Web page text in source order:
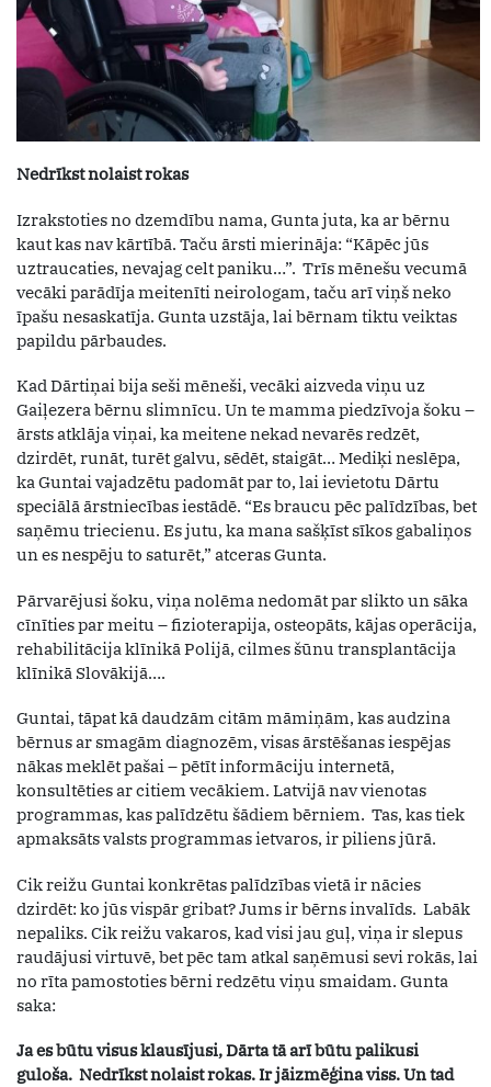
Nedrīkst nolaist rokas
Izrakstoties no dzemdību nama, Gunta juta, ka ar bērnu
kaut kas nav kārtībā. Taču ārsti mierināja: “Kāpēc jūs
uztraucaties, nevajag celt paniku…”. Trīs mēnešu vecumā
vecāki parādīja meitenīti neirologam, taču arī viņš neko
īpašu nesaskatīja. Gunta uzstāja, lai bērnam tiktu veiktas
papildu pārbaudes.
Kad Dārtiņai bija seši mēneši, vecāki aizveda viņu uz
Gaiļezera bērnu slimnīcu. Un te mamma piedzīvoja šoku –
ārsts atklāja viņai, ka meitene nekad nevarēs redzēt,
dzirdēt, runāt, turēt galvu, sēdēt, staigāt… Mediķi neslēpa,
ka Guntai vajadzētu padomāt par to, lai ievietotu Dārtu
speciālā ārstniecības iestādē. “Es braucu pēc palīdzības, bet
saņēmu triecienu. Es jutu, ka mana sašķīst sīkos gabaliņos
un es nespēju to saturēt,” atceras Gunta.
Pārvarējusi šoku, viņa nolēma nedomāt par slikto un sāka
cīnīties par meitu – fizioterapija, osteopāts, kājas operācija,
rehabilitācija klīnikā Polijā, cilmes šūnu transplantācija
klīnikā Slovākijā….
Guntai, tāpat kā daudzām citām māmiņām, kas audzina
bērnus ar smagām diagnozēm, visas ārstēšanas iespējas
nākas meklēt pašai – pētīt informāciju internetā,
konsultēties ar citiem vecākiem. Latvijā nav vienotas
programmas, kas palīdzētu šādiem bērniem. Tas, kas tiek
apmaksāts valsts programmas ietvaros, ir piliens jūrā.
Cik reižu Guntai konkrētas palīdzības vietā ir nācies
dzirdēt: ko jūs vispār gribat? Jums ir bērns invalīds. Labāk
nepaliks. Cik reižu vakaros, kad visi jau guļ, viņa ir slepus
raudājusi virtuvē, bet pēc tam atkal saņēmusi sevi rokās, lai
no rīta pamostoties bērni redzētu viņu smaidam. Gunta
saka:
Ja es būtu visus klausījusi, Dārta tā arī būtu palikusi
guloša. Nedrīkst nolaist rokas. Ir jāizmēģina viss. Un tad